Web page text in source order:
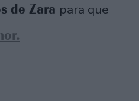
de Zara para que